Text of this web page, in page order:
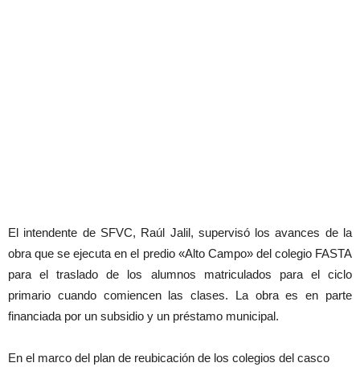
El intendente de SFVC, Raúl Jalil, supervisó los avances de la
obra que se ejecuta en el predio «Alto Campo» del colegio FASTA
para el traslado de los alumnos matriculados para el ciclo
primario cuando comiencen las clases. La obra es en parte
financiada por un subsidio y un préstamo municipal.
En el marco del plan de reubicación de los colegios del casco